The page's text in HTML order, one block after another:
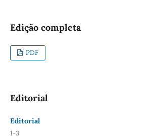
Edição completa
PDF
Editorial
Editorial
1-3